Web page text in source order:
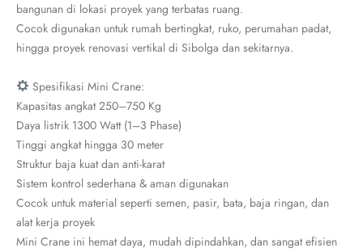
bangunan di lokasi proyek yang terbatas ruang.
Cocok digunakan untuk rumah bertingkat, ruko, perumahan padat,
hingga proyek renovasi vertikal di Sibolga dan sekitarnya.
Spesifikasi Mini Crane:
Kapasitas angkat 250–750 Kg
Daya listrik 1300 Watt (1–3 Phase)
Tinggi angkat hingga 30 meter
Struktur baja kuat dan anti-karat
Sistem kontrol sederhana & aman digunakan
Cocok untuk material seperti semen, pasir, bata, baja ringan, dan
alat kerja proyek
Mini Crane ini hemat daya, mudah dipindahkan, dan sangat efisien